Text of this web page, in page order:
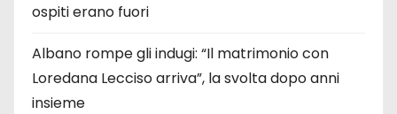
ospiti erano fuori
Albano rompe gli indugi: “Il matrimonio con
Loredana Lecciso arriva”, la svolta dopo anni
insieme